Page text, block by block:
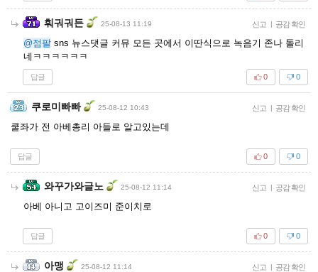
훠궈궈든 25-08-13 11:19 신고 | 공감 확인
@점팔 sns 뉴스댓글 커뮤 모든 곳에서 이딴식으로 녹음기 존나 돌리
네ㅋㅋㅋㅋㅋㅋ
답글 0
0
쿠로미빠빠 25-08-12 10:43 신고 | 공감 확인
쿨좌가 전 아베총리 아들로 알고있는데
답글 0
0
와꾸가와글노 25-08-12 11:14 신고 | 공감 확인
아베 아니고 고이즈미 준이치로
답글 0
0
아맹 25-08-12 11:14 신고 | 공감 확인